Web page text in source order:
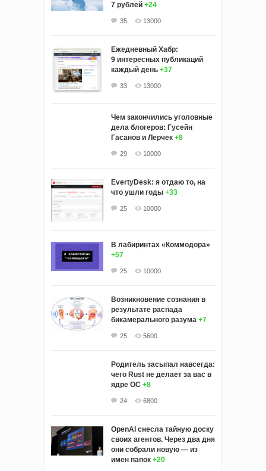
7 рублей +24
35 13000
Ежедневный Хабр:
9 интересных публикаций
каждый день +37
33 13000
Чем закончились уголовные
дела блогеров: Гусейн
Гасанов и Лерчек +8
29 10000
EvertyDesk: я отдаю то, на
что ушли годы +33
25 10000
В лабиринтах «Коммодора»
+57
25 10000
Возникновение сознания в
результате распада
бикамерального разума +7
25 5600
Родитель засыпал навсегда:
чего Rust не делает за вас в
ядре ОС +8
24 6800
OpenAI снесла тайную доску
своих агентов. Через два дня
они собрали новую — из
имен папок +20